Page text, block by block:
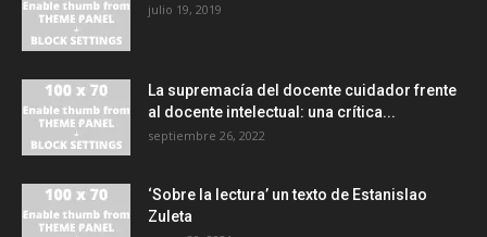
julio 19, 2019
La supremacía del docente cuidador frente
al docente intelectual: una crítica...
septiembre 26, 2022
‘Sobre la lectura’ un texto de Estanislao
Zuleta